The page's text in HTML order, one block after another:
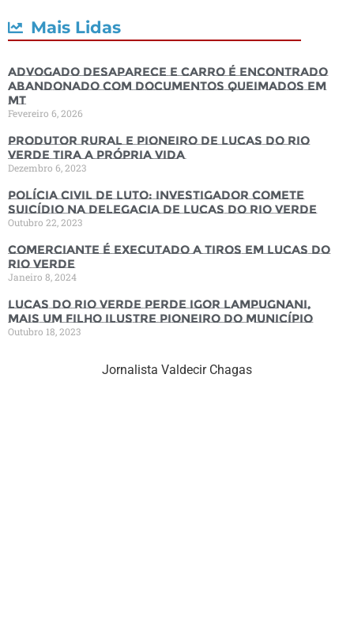
Mais Lidas
Advogado desaparece e carro é encontrado
abandonado com documentos queimados em
MT
Fevereiro 6, 2026
Produtor rural e pioneiro de Lucas do Rio
Verde tira a própria vida
Dezembro 6, 2023
Polícia Civil de luto: Investigador comete
suicídio na Delegacia de Lucas do Rio Verde
Outubro 22, 2023
Comerciante é executado a tiros em Lucas do
Rio Verde
Janeiro 8, 2024
Lucas do Rio Verde perde Igor Lampugnani,
mais um filho ilustre pioneiro do município
Outubro 18, 2023
Jornalista Valdecir Chagas